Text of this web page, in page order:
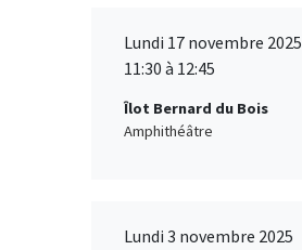
Lundi 17 novembre 2025
11:30 à 12:45
Îlot Bernard du Bois
Amphithéâtre
Lundi 3 novembre 2025